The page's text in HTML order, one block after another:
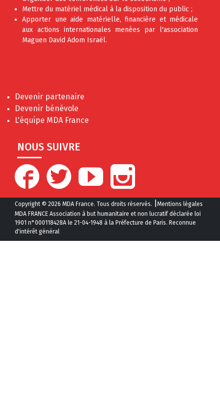
Mettre du matériel médical à la disposition du public ;
Apporter une aide matérielle, financière et médicale
aux actions internationales menées par l'association
Maguen David Adom Israël.
Devenir partenaire
Devenir bénévole
L'équipe MDA France
NOUS SUIVRE
Copyright © 2026 MDA France. Tous droits réservés.
Mentions légales
MDA FRANCE Association à but humanitaire et non lucratif déclarée loi
1901 n°000118428A le 21-04-1948 à la Préfecture de Paris. Reconnue
d'intérêt général